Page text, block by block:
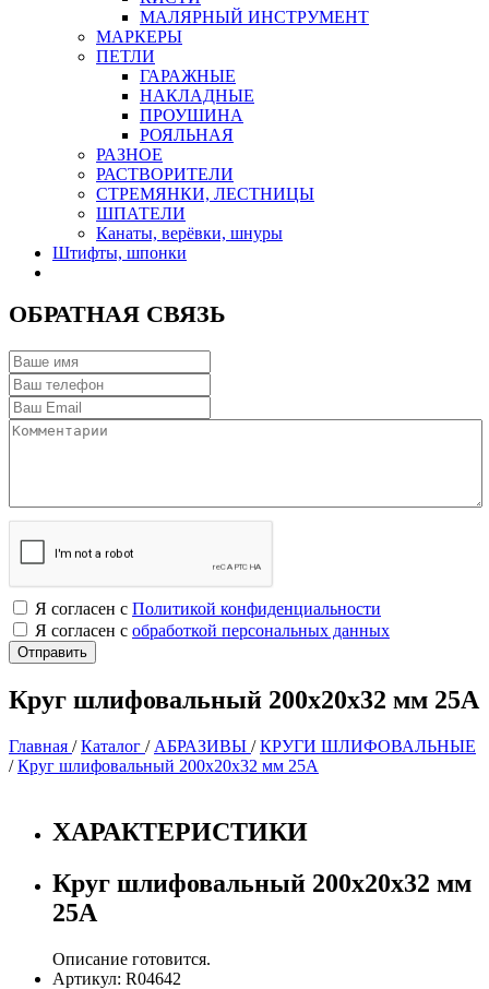
МАЛЯРНЫЙ ИНСТРУМЕНТ
МАРКЕРЫ
ПЕТЛИ
ГАРАЖНЫЕ
НАКЛАДНЫЕ
ПРОУШИНА
РОЯЛЬНАЯ
РАЗНОЕ
РАСТВОРИТЕЛИ
СТРЕМЯНКИ, ЛЕСТНИЦЫ
ШПАТЕЛИ
Канаты, верёвки, шнуры
Штифты, шпонки
ОБРАТНАЯ СВЯЗЬ
Я согласен с Политикой конфиденциальности
Я согласен с обработкой персональных данных
Круг шлифовальный 200х20х32 мм 25А
Главная /Каталог / АБРАЗИВЫ /КРУГИ ШЛИФОВАЛЬНЫЕ
/Круг шлифовальный 200х20х32 мм 25А
ХАРАКТЕРИСТИКИ
Круг шлифовальный 200х20х32 мм
25А
Описание готовится.
Артикул: R04642